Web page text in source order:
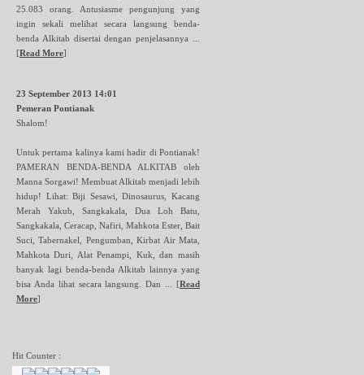
25.083 orang. Antusiasme pengunjung yang
ingin sekali melihat secara langsung benda-
benda Alkitab disertai dengan penjelasannya ...
[Read More]
23 September 2013 14:01
Pemeran Pontianak
Shalom!
Untuk pertama kalinya kami hadir di Pontianak!
PAMERAN BENDA-BENDA ALKITAB oleh
Manna Sorgawi! Membuat Alkitab menjadi lebih
hidup! Lihat: Biji Sesawi, Dinosaurus, Kacang
Merah Yakub, Sangkakala, Dua Loh Batu,
Sangkakala, Ceracap, Nafiri, Mahkota Ester, Bait
Suci, Tabernakel, Pengumban, Kirbat Air Mata,
Mahkota Duri, Alat Penampi, Kuk, dan masih
banyak lagi benda-benda Alkitab lainnya yang
bisa Anda lihat secara langsung. Dan ... [Read
More]
Hit Counter :